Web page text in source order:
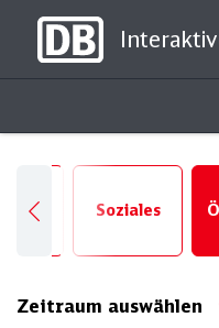
Soziales
Zeitraum auswählen